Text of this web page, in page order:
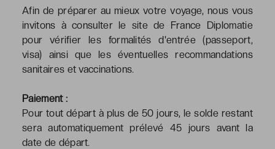
Afin de préparer au mieux votre voyage, nous vous
invitons à consulter le site de France Diplomatie
pour vérifier les formalités d'entrée (passeport,
visa) ainsi que les éventuelles recommandations
sanitaires et vaccinations.
Paiement :
Pour tout départ à plus de 50 jours, le solde restant
sera automatiquement prélevé 45 jours avant la
date de départ.